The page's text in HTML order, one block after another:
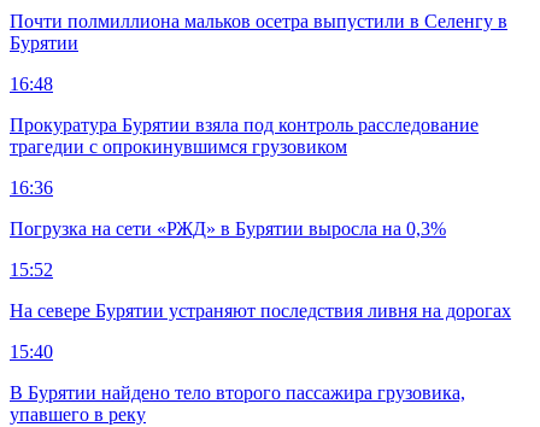
Почти полмиллиона мальков осетра выпустили в Селенгу в
Бурятии
16:48
Прокуратура Бурятии взяла под контроль расследование
трагедии с опрокинувшимся грузовиком
16:36
Погрузка на сети «РЖД» в Бурятии выросла на 0,3%
15:52
На севере Бурятии устраняют последствия ливня на дорогах
15:40
В Бурятии найдено тело второго пассажира грузовика,
упавшего в реку